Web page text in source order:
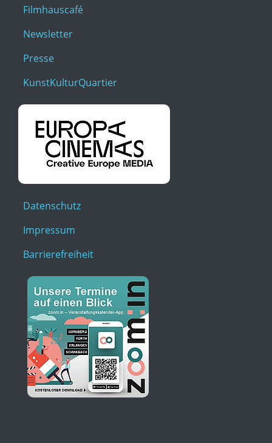
Filmhauscafé
Newsletter
Presse
KunstKulturQuartier
Datenschutz
Impressum
Barrierefreiheit